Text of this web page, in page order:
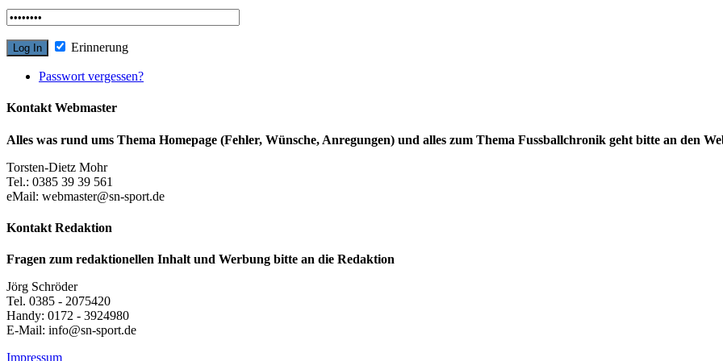
Erinnerung
Passwort vergessen?
Kontakt Webmaster
Alles was rund ums Thema Homepage (Fehler, Wünsche, Anregungen) und alles zum Thema Fussballchronik geht bitte an den
Torsten-Dietz Mohr
Tel.: 0385 39 39 561
eMail: webmaster@sn-sport.de
Kontakt Redaktion
Fragen zum redaktionellen Inhalt und Werbung bitte an die Redaktion
Jörg Schröder
Tel. 0385 - 2075420
Handy: 0172 - 3924980
E-Mail: info@sn-sport.de
Impressum